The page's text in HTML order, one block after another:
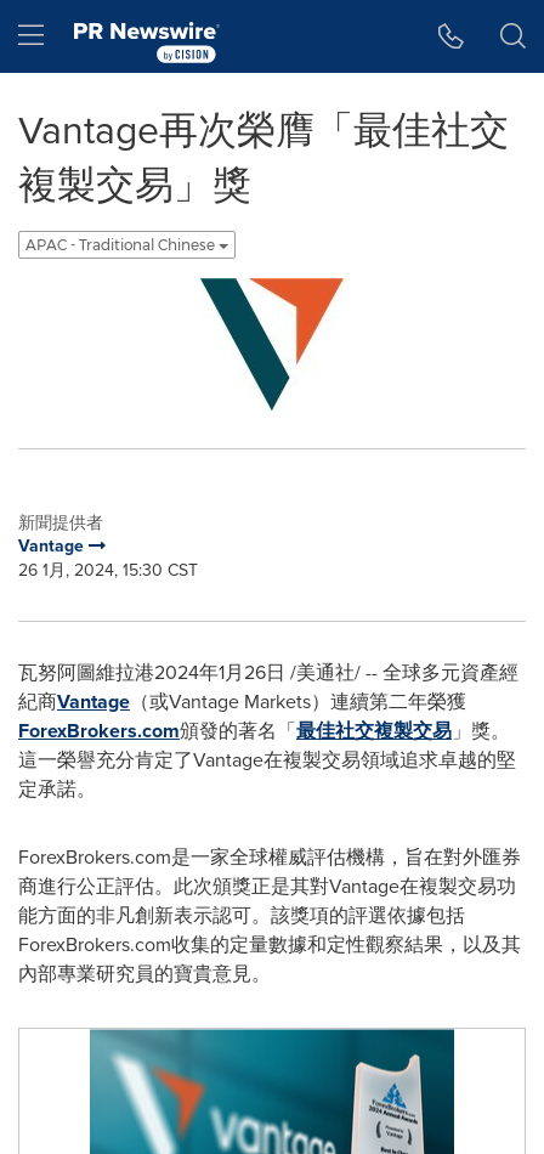
Hamburger menu
Vantage再次榮膺「最佳社交
複製交易」獎
APAC - Traditional Chinese
新聞提供者
Vantage
26 1月, 2024, 15:30 CST
瓦努阿圖維拉港2024年1月26日 /美通社/ -- 全球多元資產經
紀商Vantage （或Vantage Markets）連續第二年榮獲
ForexBrokers.com頒發的著名「最佳社交複製交易 」獎。
這一榮譽充分肯定了Vantage在複製交易領域追求卓越的堅
定承諾。
ForexBrokers.com是一家全球權威評估機構，旨在對外匯券
商進行公正評估。此次頒獎正是其對Vantage在複製交易功
能方面的非凡創新表示認可。該獎項的評選依據包括
ForexBrokers.com收集的定量數據和定性觀察結果，以及其
內部專業研究員的寶貴意見。